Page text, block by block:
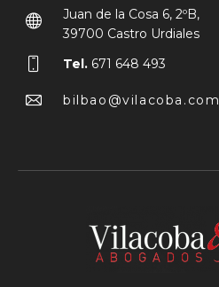
Juan de la Cosa 6, 2ºB,
39700 Castro Urdiales
Tel. 671 648 493
bilbao@vilacoba.com